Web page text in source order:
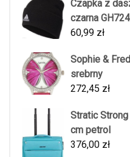
Czapka z
czarna
60,99 zł
Sophie &
srebrny
272,45 zł
Stratic
cm petrol
376,00 zł